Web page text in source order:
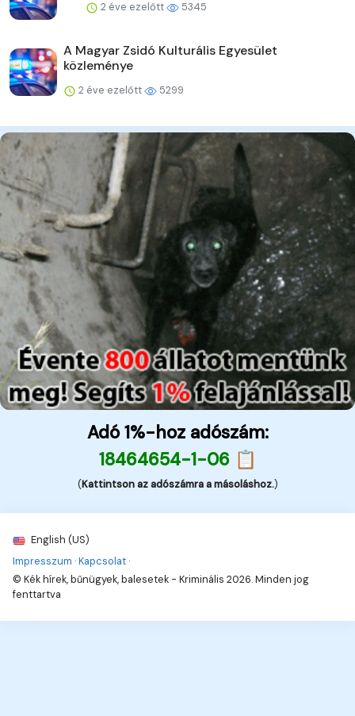
2 éve ezelőtt 5345
A Magyar Zsidó Kulturális Egyesület
közleménye
2 éve ezelőtt 5299
Adó 1%-hoz adószám:
18464654-1-06 📋
(Kattintson az adószámra a másoláshoz.)
English (US)
Impresszum ·Kapcsolat ·
© Kék hírek, bűnügyek, balesetek - Kriminális 2026. Minden jog
fenttartva